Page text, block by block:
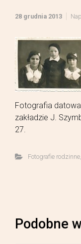
28 grudnia 2013
Fotografia
zakładzie J.
27.
Fotografie rodzinne,
Podobne